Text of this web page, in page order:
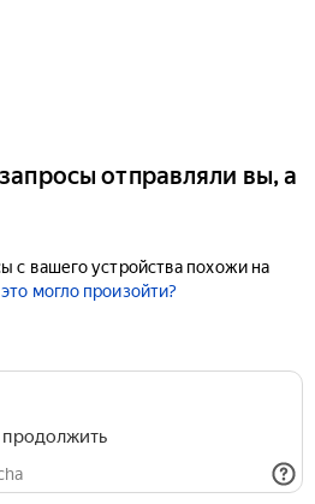
отправляли вы, а
с вашего устройства похожи на
могло произойти?